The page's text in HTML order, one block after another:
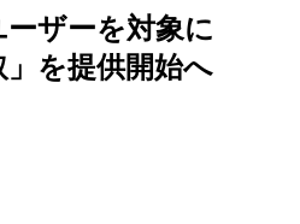
ザーを対象に
」を提供開始へ